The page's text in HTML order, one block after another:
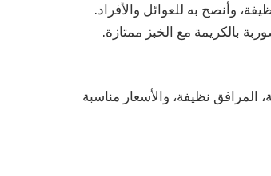
وأنصح به للعوائل والأفراد.
بالكريمة مع الخبز ممتازة.
المرافق نظيفة، والأسعار مناسبة